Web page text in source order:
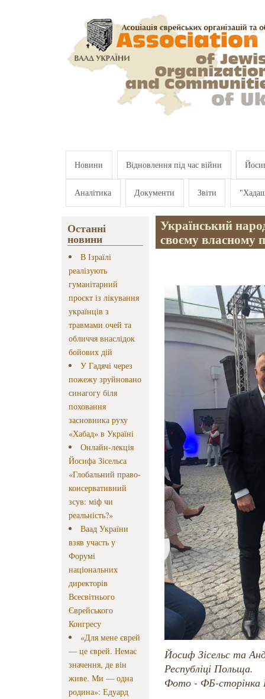
Новини Відновлення під час війни
Аналітика Документи Звіти
Останні
новини
В Ізраїлі
реалізують
гуманітарний
проєкт із лікування
українців з
травмами очей та
обличчя внаслідок
бойових дій
У Гадячі через
пожежу зруйновано
синагогу біля
поховання
засновника руху
«Хабад» в Україні
Онлайн-лекція
Йосифа Зісельса
«Глобальний право-
консервативний
зсув: міф чи
реальність?»
Ваад України
взяв участь у
Форумі
національних
директорів
Всесвітнього
Єврейського
Конгресу
«Для мене єврей
— це єврей. Немає
значення, де він
живе. Ми — одна
родина»: Едуард
Український
своєму власному
Йосиф Зісельс та
Республіці Польща.
Фото - ФБ-сторінка